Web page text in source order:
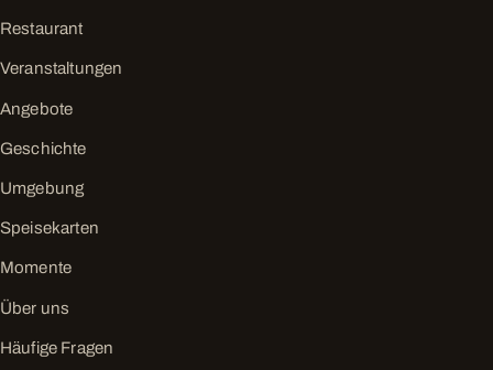
Restaurant
Veranstaltungen
Angebote
Geschichte
Umgebung
Speisekarten
Momente
Über uns
Häufige Fragen